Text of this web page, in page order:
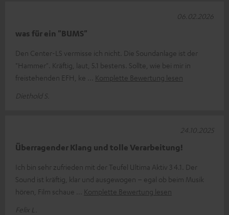
was für ein "BUMS"
Den Center-LS vermisse ich nicht. Die Soundanlage ist der
"Hammer". Kräftig, laut, 5.1 bestens. Sollte, wie bei mir in
freistehenden EFH, ke
Komplette Bewertung lesen
Diethold S.
06.02.2026
Überragender Klang und tolle Verarbeitung!
Ich bin sehr zufrieden mit der Teufel Ultima Aktiv 3 4.1. Der
Sound ist kräftig, klar und ausgewogen – egal ob beim Musik
hören, Film schaue
Komplette Bewertung lesen
Felix L.
24.10.2025